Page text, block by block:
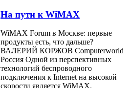
На пути к WiMAX
WiMAX Forum в Москве: первые
продукты есть, что дальше?
ВАЛЕРИЙ КОРЖОВ Computerworld
Россия Одной из перспективных
технологий беспроводного
подключения к Internet на высокой
скорости является WiMAX.